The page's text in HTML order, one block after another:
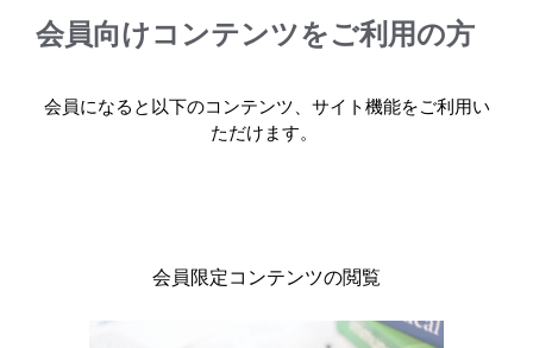
会員向けコンテンツをご利用の方
会員になると以下のコンテンツ、サイト機能をご利用い
ただけます。
会員限定コンテンツの閲覧